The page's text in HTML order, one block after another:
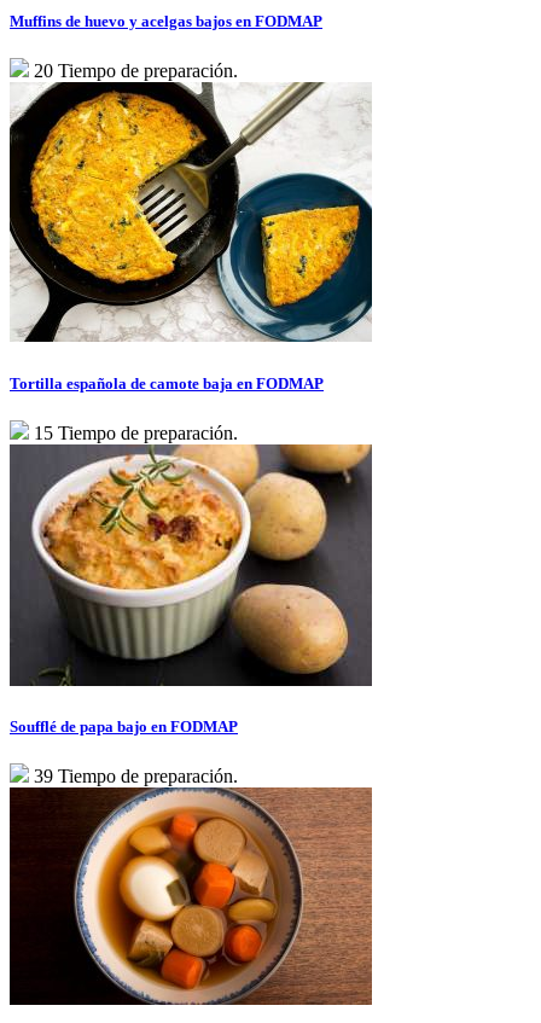
Muffins de huevo y acelgas bajos en FODMAP
20 Tiempo de preparación.
Tortilla española de camote baja en FODMAP
15 Tiempo de preparación.
Soufflé de papa bajo en FODMAP
39 Tiempo de preparación.